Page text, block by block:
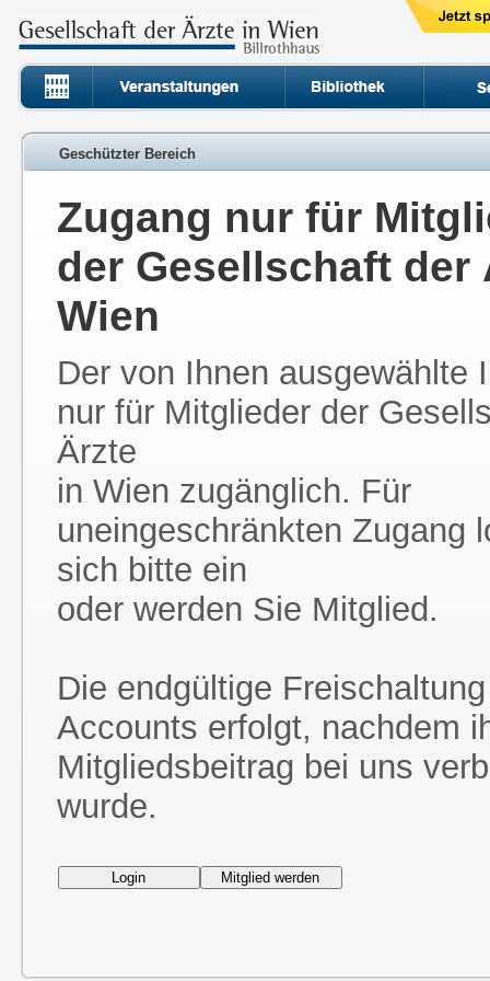
Geschützter Bereich
Zugang nur für
der Gesellschaft der
Wien
Der von Ihnen ausgewählte
nur für Mitglieder der
Ärzte
in Wien zugänglich. Für
uneingeschränkten Zugang
sich bitte ein
oder werden Sie Mitglied.
Die endgültige
Accounts erfolgt, nachdem
Mitgliedsbeitrag bei uns
wurde.